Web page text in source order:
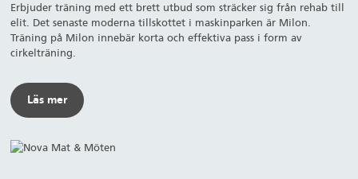
Erbjuder träning med ett brett utbud som sträcker sig från rehab till
elit. Det senaste moderna tillskottet i maskinparken är Milon.
Träning på Milon innebär korta och effektiva pass i form av
cirkelträning.
Läs mer